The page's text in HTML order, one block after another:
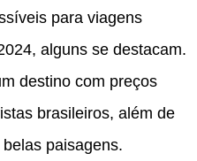
para viagens
alguns se destacam.
destino com preços
brasileiros, além de
paisagens.